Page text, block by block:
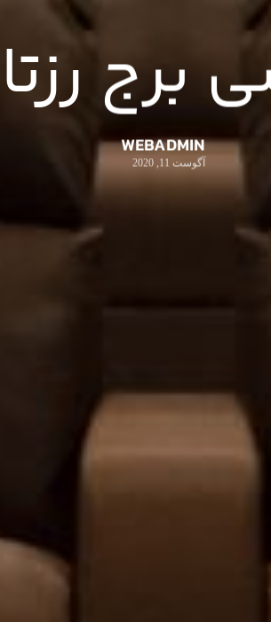
رزتا
WEBADMIN
آگوست 11, 2020